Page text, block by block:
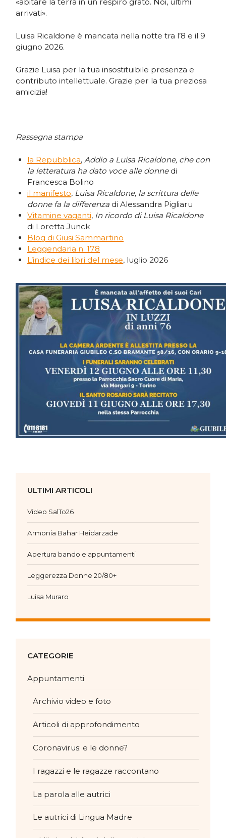
arrivati».
Luisa Ricaldone è mancata nella notte tra l’8 e il 9
giugno 2026.
Grazie Luisa per la tua insostituibile presenza e
contributo intellettuale. Grazie per la tua preziosa
amicizia!
Rassegna stampa
la Repubblica,Addio a Luisa Ricaldone, che con
la letteratura ha dato voce alle donne di
Francesca Bolino
il manifesto, Luisa Ricaldone, la scrittura delle
donne fa la differenza di Alessandra Pigliaru
Vitamine vaganti, In ricordo di Luisa Ricaldone
di Loretta Junck
Blog di Giusi Sammartino
Leggendaria n. 178
L’indice dei libri del mese, luglio 2026
ULTIMI ARTICOLI
Video SalTo26
Armonia Bahar Heidarzade
Apertura bando e appuntamenti
Leggerezza Donne 20/80+
Luisa Muraro
CATEGORIE
Appuntamenti
Archivio video e foto
Articoli di approfondimento
Coronavirus: e le donne?
I ragazzi e le ragazze raccontano
La parola alle autrici
Le autrici di Lingua Madre